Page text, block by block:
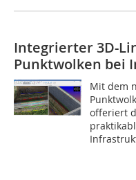
Integrierter 3D-
Punktwolken bei
Mit dem
offeriert